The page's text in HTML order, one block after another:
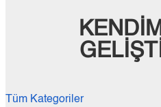
Tüm Kategoriler